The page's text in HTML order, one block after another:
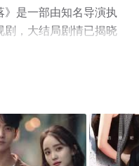
是一部由知名导演执
剧，大结局剧情已揭晓
高清无删减完整版电视